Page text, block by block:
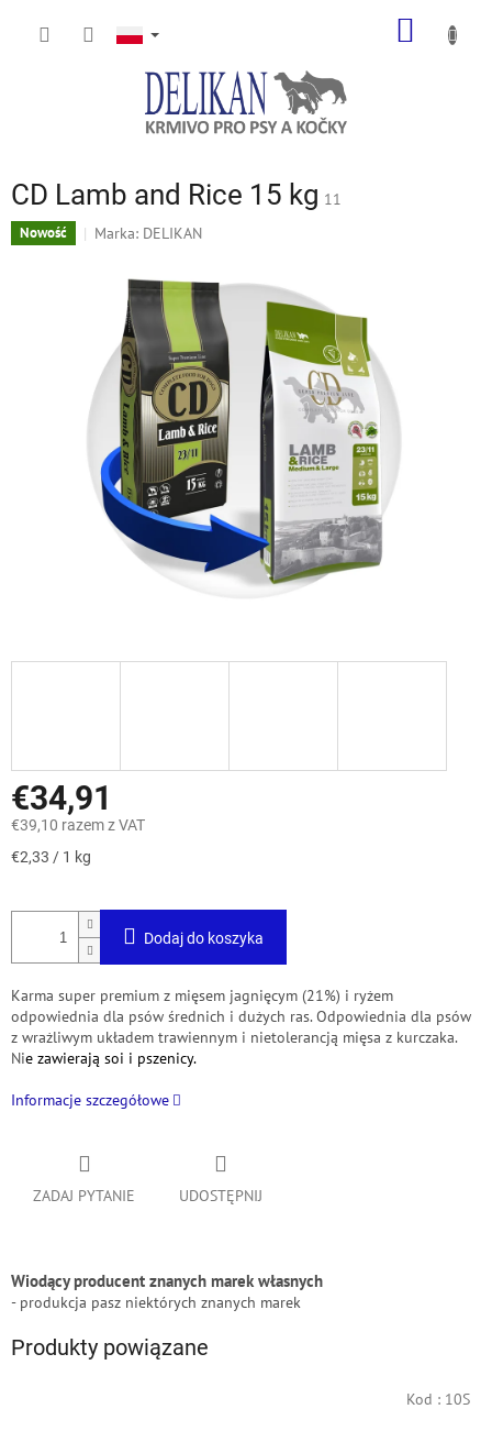
CD Lamb and Rice 15 kg 11
Nowość Marka: DELIKAN
€34,91
€39,10 razem z VAT
Cena
€2,33 / 1 kg
Dodaj do koszyka
Karma super premium z mięsem jagnięcym (21%) i ryżem
odpowiednia dla psów średnich i dużych ras. Odpowiednia dla psów
z wrażliwym układem trawiennym i nietolerancją mięsa z kurczaka.
Nie zawierają soi i pszenicy.
Informacje szczegółowe
ZADAJ PYTANIE UDOSTĘPNIJ
Wiodący producent znanych marek własnych
- produkcja pasz niektórych znanych marek
Produkty powiązane
Kod : 10S